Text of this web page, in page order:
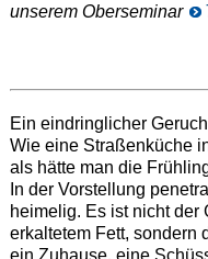
unserem Oberseminar
Ein eindringlicher
Wie eine Straßenküche
als hätte man die
In der Vorstellung
heimelig. Es ist nicht der
erkaltetem Fett, sondern
ein Zuhause, eine